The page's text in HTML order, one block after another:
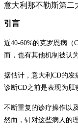
意大利那不勒斯第二
引言
近40-60%的克罗恩病（
而，也有其他机制被认
据估计，意大利 CD的发
诊断CD之前是表现为肛
不断重复的诊疗操作以
然而，针对这些病人的